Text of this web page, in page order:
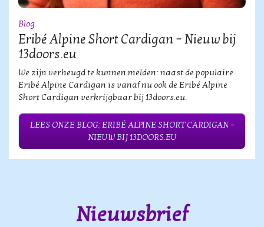
Blog
Eribé Alpine Short Cardigan – Nieuw bij
13doors.eu
We zijn verheugd te kunnen melden: naast de populaire
Eribé Alpine Cardigan is vanaf nu ook de Eribé Alpine
Short Cardigan verkrijgbaar bij 13doors.eu.
LEES ONZE BLOG: ERIBÉ ALPINE SHORT CARDIGAN –
NIEUW BIJ 13DOORS.EU
Nieuwsbrief